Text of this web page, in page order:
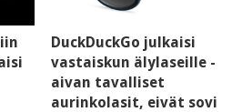
DuckDuckGo julkaisi
vastaiskun älylaseille -
aivan tavalliset
aurinkolasit, eivät sovi